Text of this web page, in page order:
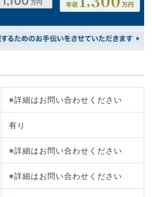
※詳細はお問い合わせください
有り
※詳細はお問い合わせください
※詳細はお問い合わせください